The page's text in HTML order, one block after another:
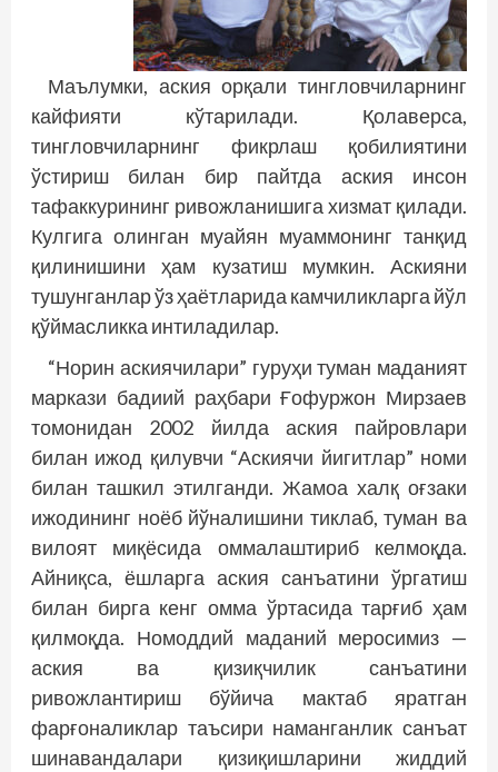
Маълумки, аския орқали тингловчиларнинг
кайфияти кўтарилади. Қолаверса,
тингловчиларнинг фикрлаш қобилиятини
ўстириш билан бир пайтда аския инсон
тафаккурининг ривожланишига хизмат қилади.
Кулгига олинган муайян муаммонинг танқид
қилинишини ҳам кузатиш мумкин. Аскияни
тушунганлар ўз ҳаётларида камчиликларга йўл
қўймасликка интиладилар.
“Норин аскиячилари” гуруҳи туман маданият
маркази бадиий раҳбари Ғофуржон Мирзаев
томонидан 2002 йилда аския пайровлари
билан ижод қилувчи “Аскиячи йигитлар” номи
билан ташкил этилганди. Жамоа халқ оғзаки
ижодининг ноёб йўналишини тиклаб, туман ва
вилоят миқёсида оммалаштириб келмоқда.
Айниқса, ёшларга аския санъатини ўргатиш
билан бирга кенг омма ўртасида тарғиб ҳам
қилмоқда. Номоддий маданий меросимиз —
аския ва қизиқчилик санъатини
ривожлантириш бўйича мактаб яратган
фарғоналиклар таъсири наманганлик санъат
шинавандалари қизиқишларини жиддий